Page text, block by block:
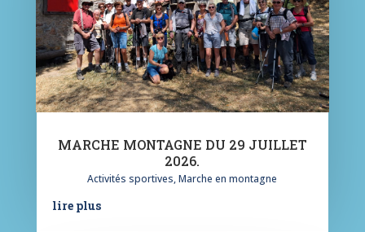
MARCHE MONTAGNE DU 29 JUILLET
2026.
Activités sportives,Marche en montagne
lire plus